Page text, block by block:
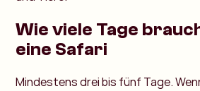
Wie viele Tage
eine Safari
Mindestens drei bis fünf Tage.